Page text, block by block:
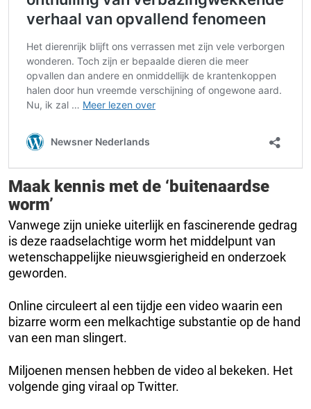
Maak kennis met de ‘buitenaardse
worm’
Vanwege zijn unieke uiterlijk en fascinerende gedrag
is deze raadselachtige worm het middelpunt van
wetenschappelijke nieuwsgierigheid en onderzoek
geworden.
Online circuleert al een tijdje een video waarin een
bizarre worm een ​​melkachtige substantie op de hand
van een man slingert.
Miljoenen mensen hebben de video al bekeken. Het
volgende ging viraal op Twitter.